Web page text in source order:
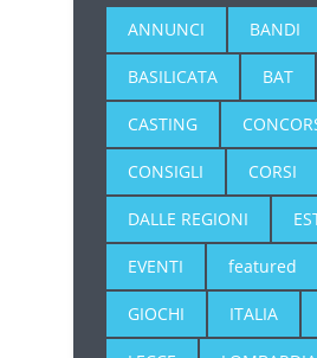
ANNUNCI BANDI
BASILICATA BAT
CASTING
CONSIGLI CORSI
DALLE REGIONI
EVENTI featured
GIOCHI ITALIA